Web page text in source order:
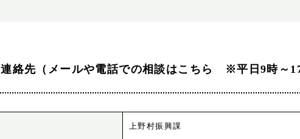
連絡先（メールや電話での相談はこちら ※平日9時～
上野村振興課